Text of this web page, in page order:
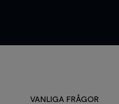
VANLIGA FRÅGOR